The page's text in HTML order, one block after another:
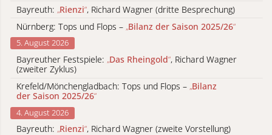
Bayreuth: „Rienzi“, Richard Wagner (dritte Besprechung)
Nürnberg: Tops und Flops – „Bilanz der Saison 2025/26“
5. August 2026
Bayreuther Festspiele: „Das Rheingold“, Richard Wagner
(zweiter Zyklus)
Krefeld/Mönchengladbach: Tops und Flops – „Bilanz
der Saison 2025/26“
4. August 2026
Bayreuth: „Rienzi“, Richard Wagner (zweite Vorstellung)